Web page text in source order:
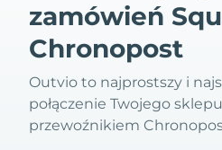
zamówień
Chronopost
Outvio to najprostszy i
połączenie Twojego
przewoźnikiem